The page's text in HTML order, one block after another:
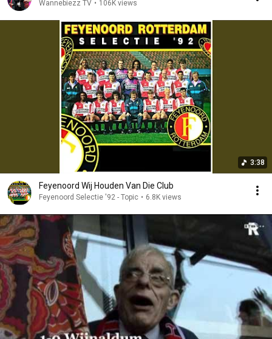
Wannebiezz TV • 106K views
3:38
Feyenoord Wij Houden Van Die Club
Feyenoord Selectie '92 - Topic • 6.8K views